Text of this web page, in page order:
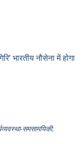
भारतीय नौसेना में होगा
समसामयिकी,